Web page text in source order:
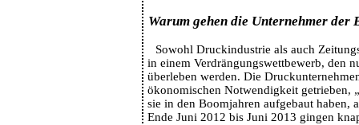
Warum gehen die Unternehmer der
Sowohl Druckindustrie als auch
in einem Verdrängungswettbewerb, den
überleben werden. Die
ökonomischen Notwendigkeit getrieben,
sie in den Boomjahren aufgebaut haben,
Ende Juni 2012 bis Juni 2013 gingen